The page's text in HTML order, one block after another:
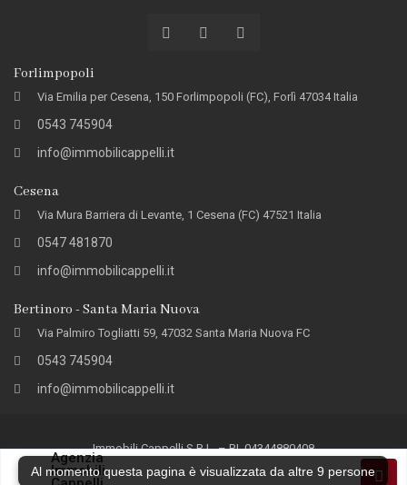
Forlimpopoli
Via Emilia per Cesena, 150 Forlimpopoli (FC), Forlì 47034 Italia
0543 745904
info@immobilicappelli.it
Cesena
Via Mura Barriera di Levante, 1 Cesena (FC) 47521 Italia
0547 481870
info@immobilicappelli.it
Bertinoro - Santa Maria Nuova
Via Palmiro Togliatti 59, 47032 Santa Maria Nuova FC
0543 745904
info@immobilicappelli.it
Immobili Cappelli S.R.L. – P.I. 04344880408
Privacy PolicyRevoca Consensi Privacy
Agenzia
Immobili
Al momento questa pagina è visualizzata da altre 9 persone